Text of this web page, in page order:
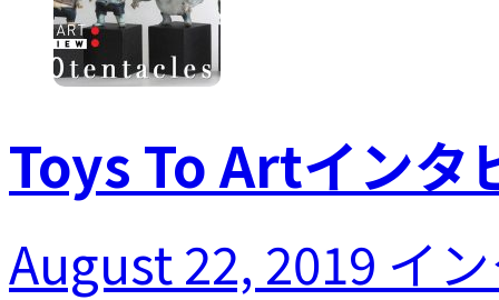
Toys To Artイン
August 22, 2019 イ